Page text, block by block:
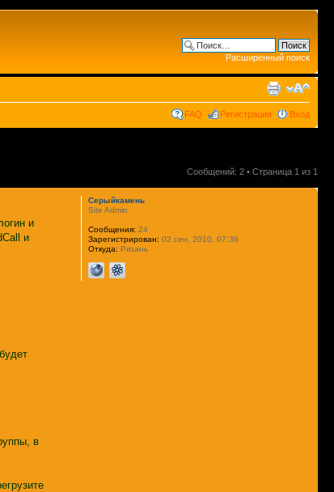
Расширенный поиск
FAQ Регистрация Вход
Сообщений: 2 • Страница 1 из 1
и
и
в
Серыйкамень
Site Admin
Сообщения: 24
Зарегистрирован: 02 сен, 2010, 07:36
Откуда: Рязань